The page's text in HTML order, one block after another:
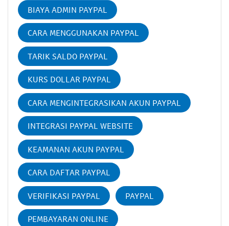
BIAYA ADMIN PAYPAL
CARA MENGGUNAKAN PAYPAL
TARIK SALDO PAYPAL
KURS DOLLAR PAYPAL
CARA MENGINTEGRASIKAN AKUN PAYPAL
INTEGRASI PAYPAL WEBSITE
KEAMANAN AKUN PAYPAL
CARA DAFTAR PAYPAL
VERIFIKASI PAYPAL PAYPAL
PEMBAYARAN ONLINE